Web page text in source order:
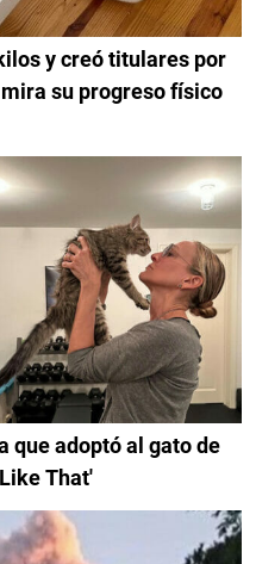
y creó titulares por
su progreso físico
que adoptó al gato de
That'